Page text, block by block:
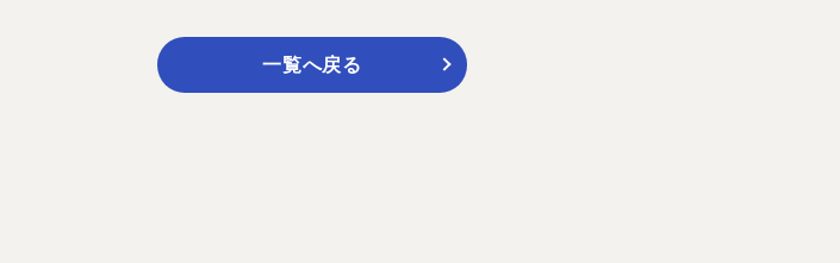
一覧へ戻る